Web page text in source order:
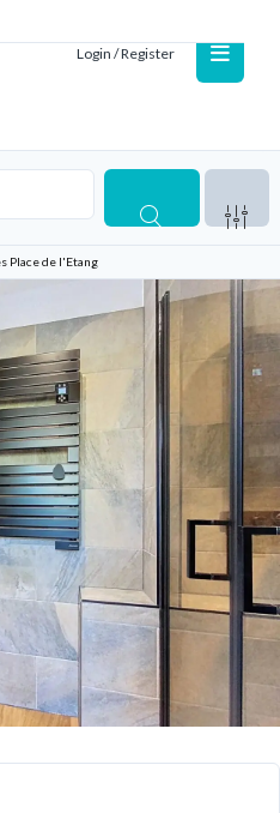
Login / Register
Place de l'Etang